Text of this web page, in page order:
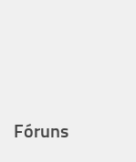
Fóruns